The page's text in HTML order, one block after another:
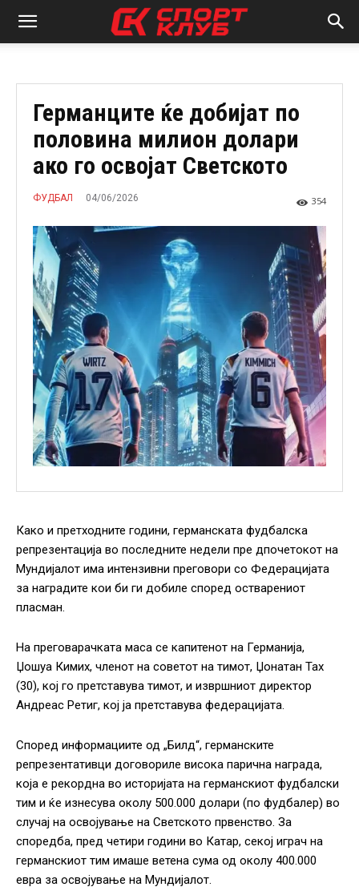
Германците ќе добијат по
половина милион долари
ако го освојат Светското
ФУДБАЛ 04/06/2026 354
Како и претходните години, германската фудбалска
репрезентација во последните недели пре дпочетокот на
Мундијалот има интензивни преговори со Федерацијата
за наградите кои би ги добиле според остварениот
пласман.
На преговарачката маса се капитенот на Германија,
Џошуа Кимих, членот на советот на тимот, Џонатан Тах
(30), кој го претставува тимот, и извршниот директор
Андреас Ретиг, кој ја претставува федерацијата.
Според информациите од „Билд“, германските
репрезентативци договориле висока парична награда,
која е рекордна во историјата на германскиот фудбалски
тим и ќе изнесува околу 500.000 долари (по фудбалер) во
случај на освојување на Светското првенство. За
споредба, пред четири години во Катар, секој играч на
германскиот тим имаше ветена сума од околу 400.000
евра за освојување на Мундијалот.